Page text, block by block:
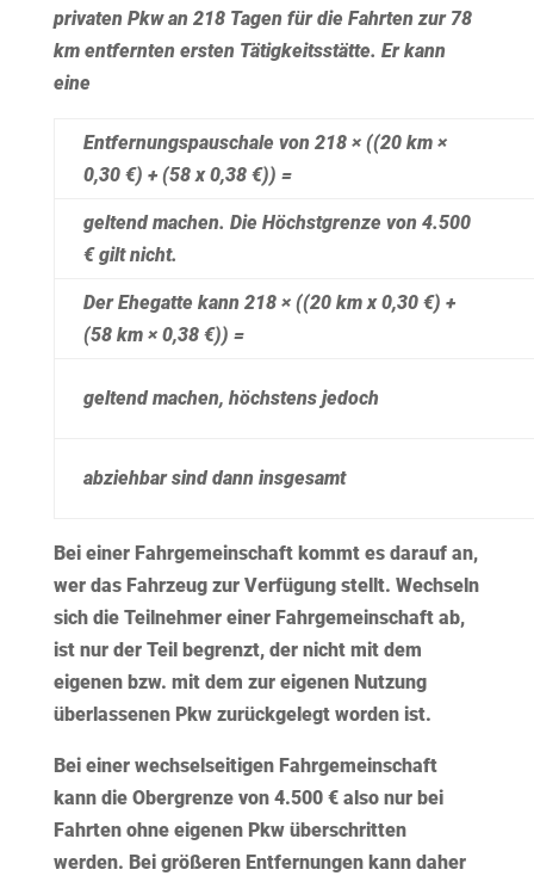
privaten Pkw an 218 Tagen für die Fahrten zur 78
km entfernten ersten Tätigkeitsstätte. Er kann
eine
Entfernungspauschale von 218 × ((20 km ×
0,30 €) + (58 x 0,38 €)) =
geltend machen. Die Höchstgrenze von 4.500
€ gilt nicht.
Der Ehegatte kann 218 × ((20 km x 0,30 €) +
(58 km × 0,38 €)) =
geltend machen, höchstens jedoch
abziehbar sind dann insgesamt
Bei einer Fahrgemeinschaft kommt es darauf an,
wer das Fahrzeug zur Verfügung stellt. Wechseln
sich die Teilnehmer einer Fahrgemeinschaft ab,
ist nur der Teil begrenzt, der nicht mit dem
eigenen bzw. mit dem zur eigenen Nutzung
überlassenen Pkw zurückgelegt worden ist.
Bei einer wechselseitigen Fahrgemeinschaft
kann die Obergrenze von 4.500 € also nur bei
Fahrten ohne eigenen Pkw überschritten
werden. Bei größeren Entfernungen kann daher